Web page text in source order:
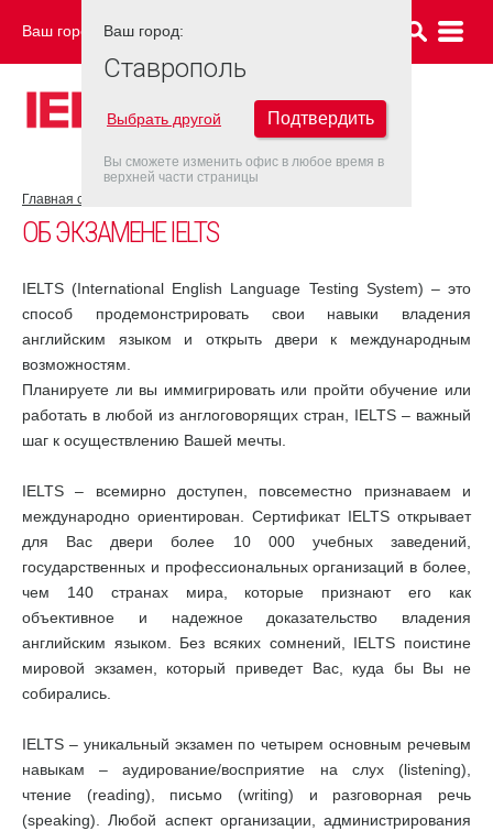
Ваш город: СТАВРОПОЛЬ
Главная страница
ОБ ЭКЗАМЕНЕ IELTS
IELTS (International English Language Testing System) – это
способ продемонстрировать свои навыки владения
английским языком и открыть двери к международным
возможностям.
Планируете ли вы иммигрировать или пройти обучение или
работать в любой из англоговорящих стран, IELTS – важный
шаг к осуществлению Вашей мечты.
IELTS – всемирно доступен, повсеместно признаваем и
международно ориентирован. Сертификат IELTS открывает
для Вас двери более 10 000 учебных заведений,
государственных и профессиональных организаций в более,
чем 140 странах мира, которые признают его как
объективное и надежное доказательство владения
английским языком. Без всяких сомнений, IELTS поистине
мировой экзамен, который приведет Вас, куда бы Вы не
собирались.
IELTS – уникальный экзамен по четырем основным речевым
навыкам – аудирование/восприятие на слух (listening),
чтение (reading), письмо (writing) и разговорная речь
(speaking). Любой аспект организации, администрирования
Ваш город:
Ставрополь
Выбрать другой Подтвердить
Вы сможете изменить офис в любое время в
верхней части страницы